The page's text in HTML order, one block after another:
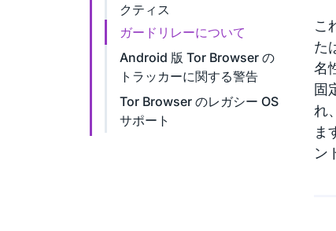
クティス
ガードリレーについて
Android 版 Tor Browser の
トラッカーに関する警告
Tor Browser のレガシー OS
サポート
こ
た
名
固
れ
ま
ン